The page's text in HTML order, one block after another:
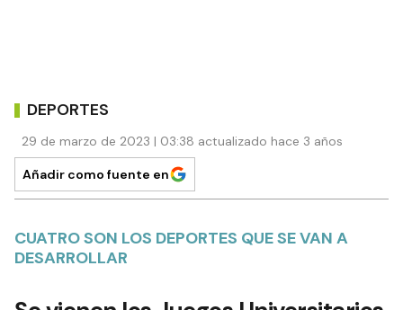
DEPORTES
29 de marzo de 2023 | 03:38 actualizado hace 3 años
Añadir como fuente en
CUATRO SON LOS DEPORTES QUE SE VAN A
DESARROLLAR